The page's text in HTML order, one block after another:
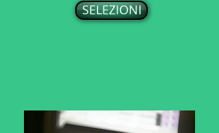
SELEZIONI